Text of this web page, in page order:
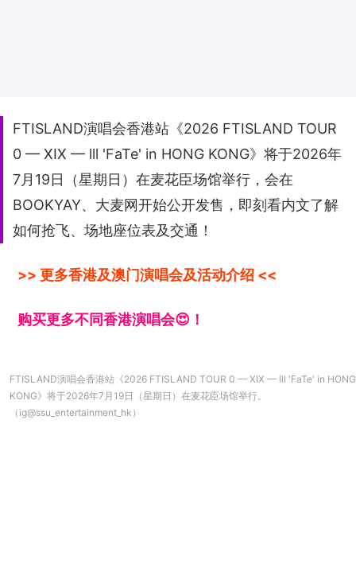
FTISLAND演唱会香港站《2026 FTISLAND TOUR
0 — XIX — lll 'FaTe' in HONG KONG》将于2026年
7月19日（星期日）在麦花臣场馆举行，会在
BOOKYAY、大麦网开始公开发售，即刻看内文了解
如何抢飞、场地座位表及交通！
>> 更多香港及澳门演唱会及活动介绍 <<
购买更多不同香港演唱会😍！
FTISLAND演唱会香港站《2026 FTISLAND TOUR 0 — XIX — lll 'FaTe' in HONG
KONG》将于2026年7月19日（星期日）在麦花臣场馆举行。
（ig@ssu_entertainment_hk）